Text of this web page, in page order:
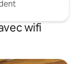
wifi